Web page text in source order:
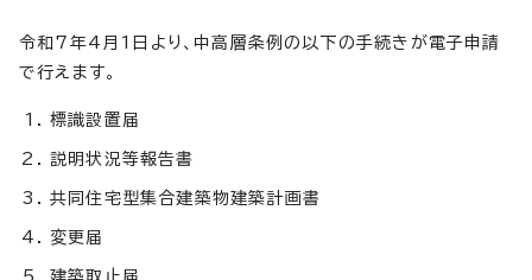
令和7年4月1日より、中高層条例の以下の手続きが電子申請
で行えます。
標識設置届
説明状況等報告書
共同住宅型集合建築物建築計画書
変更届
建築取止届